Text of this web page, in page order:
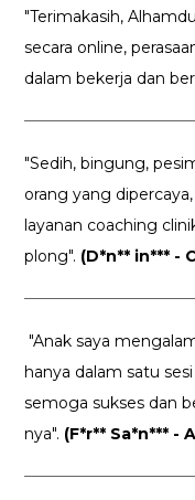
"Terimakasih,
secara online,
dalam bekerja dan
"Sedih, bingung,
orang yang
layanan coaching
plong". (D*n** in*** -
"Anak saya
hanya dalam satu
semoga sukses dan
nya". (F*r** Sa*n*** -